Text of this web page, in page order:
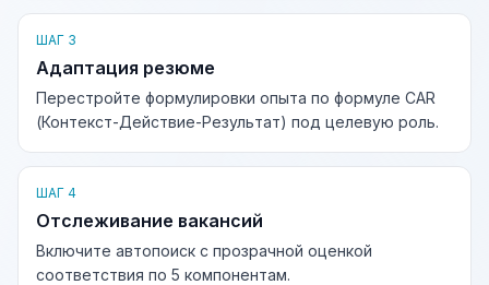
ШАГ 3
Адаптация резюме
Перестройте формулировки опыта по формуле CAR
(Контекст-Действие-Результат) под целевую роль.
ШАГ 4
Отслеживание вакансий
Включите автопоиск с прозрачной оценкой
соответствия по 5 компонентам.